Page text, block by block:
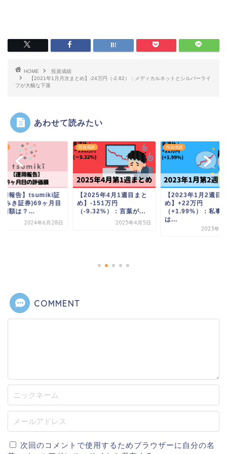
HOME
投資成績
【2021年1月月次まとめ】-24万円（-2.82）：メディカルネットとシルバーライ
フが大幅な下落
あわせて読みたい
年4月1週目まと
-151万円
）：言葉が...
2025年4月5日
投資成績
【2023年1月2週目まと
め】+22万円
（+1.99%）：私事で
投資成績
【運用報告】
COMMENT
次回のコメントで使用するためブラウザーに自分の名